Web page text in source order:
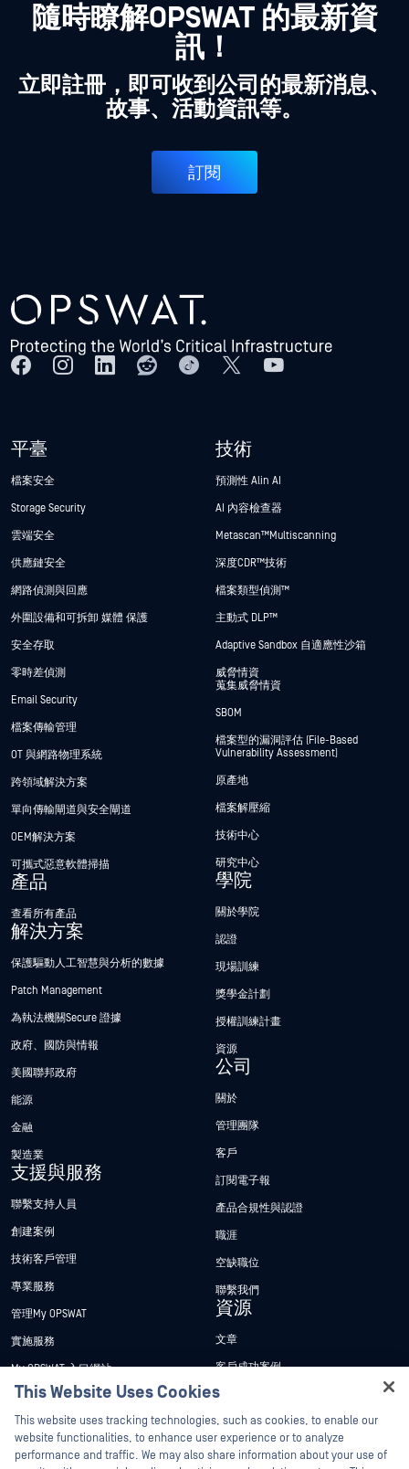
隨時瞭解OPSWAT 的最新資
訊！
立即註冊，即可收到公司的最新消息、
故事、活動資訊等。
訂閱
平臺
檔案安全
Storage Security
雲端安全
供應鏈安全
網路偵測與回應
外圍設備和可拆卸 媒體 保護
安全存取
零時差偵測
Email Security
檔案傳輸管理
OT 與網路物理系統
跨領域解決方案
單向傳輸閘道與安全閘道
OEM解決方案
可攜式惡意軟體掃描
產品
查看所有產品
解決方案
保護驅動人工智慧與分析的數據
Patch Management
為執法機關Secure 證據
政府、國防與情報
美國聯邦政府
能源
金融
製造業
支援與服務
聯繫支持人員
創建案例
技術客戶管理
專業服務
管理My OPSWAT
實施服務
My OPSWAT 入口網站
技術檔案
訓練
漏洞通報計畫
技術
預測性 Alin AI
AI 內容檢查器
Metascan™ Multiscanning
深度CDR™技術
檔案類型偵測™
主動式 DLP™
Adaptive Sandbox 自適應性沙箱
威脅情資
蒐集威脅情資
SBOM
檔案型的漏洞評估 (File-Based
Vulnerability Assessment)
原產地
檔案解壓縮
技術中心
研究中心
學院
關於學院
認證
現場訓練
獎學金計劃
授權訓練計畫
資源
公司
關於
管理團隊
客戶
訂閱電子報
產品合規性與認證
職涯
空缺職位
聯繫我們
資源
文章
客戶成功案例
新聞稿
新聞報導
This Website Uses Cookies
This website uses tracking technologies, such as cookies, to enable our
website functionalities, to enhance user experience or to analyze
performance and traffic. We may also share information about your use of
Hey there!
I'm Ozzy, your OPSWAT virtual assistant.
How can I help you secure what's critical